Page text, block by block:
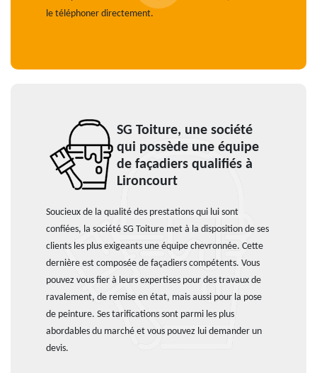
le téléphoner directement.
SG Toiture, une société
qui possède une équipe
de façadiers qualifiés à
Lironcourt
Soucieux de la qualité des prestations qui lui sont
confiées, la société SG Toiture met à la disposition de ses
clients les plus exigeants une équipe chevronnée. Cette
dernière est composée de façadiers compétents. Vous
pouvez vous fier à leurs expertises pour des travaux de
ravalement, de remise en état, mais aussi pour la pose
de peinture. Ses tarifications sont parmi les plus
abordables du marché et vous pouvez lui demander un
devis.